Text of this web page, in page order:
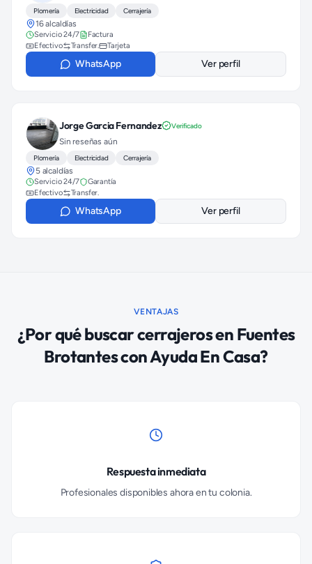
Plomería Electricidad Cerrajería
16 alcaldías
Servicio 24/7
Factura
Efectivo
Transfer. Tarjeta
WhatsApp Ver perfil
Jorge Garcia Fernandez Verificado
Sin reseñas aún
Plomería Electricidad Cerrajería
5 alcaldías
Servicio 24/7
Garantía
Efectivo
Transfer.
WhatsApp Ver perfil
VENTAJAS
¿Por qué buscarcerrajerosen Fuentes
Brotantescon Ayuda En Casa?
Respuesta inmediata
Profesionales disponibles ahora en tu colonia.